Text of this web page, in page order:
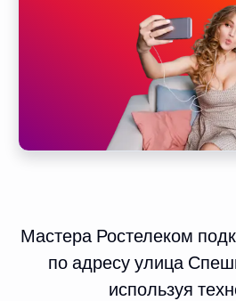
Мастера Ростелеком
по адресу улица
используя